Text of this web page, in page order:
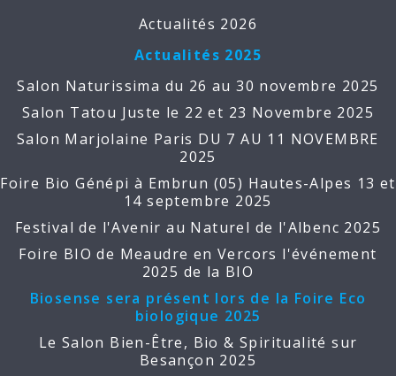
Actualités 2026
Actualités 2025
Salon Naturissima du 26 au 30 novembre 2025
Salon Tatou Juste le 22 et 23 Novembre 2025
Salon Marjolaine Paris DU 7 AU 11 NOVEMBRE
2025
Foire Bio Génépi à Embrun (05) Hautes-Alpes 13 et
14 septembre 2025
Festival de l'Avenir au Naturel de l'Albenc 2025
Foire BIO de Meaudre en Vercors l'événement
2025 de la BIO
Biosense sera présent lors de la Foire Eco
biologique 2025
Le Salon Bien-Être, Bio & Spiritualité sur
Besançon 2025